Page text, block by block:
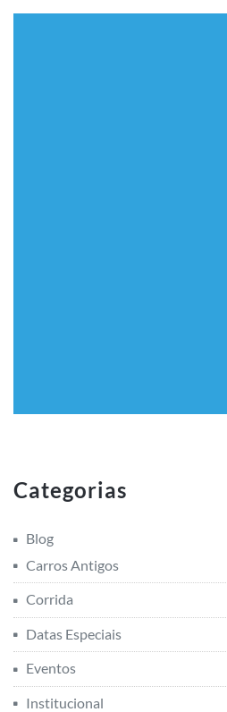
Categorias
Blog
Carros Antigos
Corrida
Datas Especiais
Eventos
Institucional